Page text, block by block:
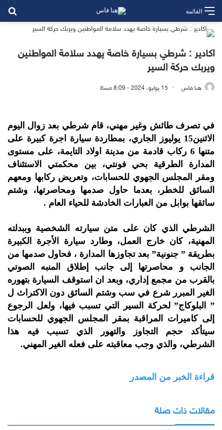
القائمة
اكادير : شرطي بسيارة خاصة يهدد سلامة المواطنين
ويربك حركة السير
هنا فاس 15 يوليو، 2024 - 8:09 مساءً
في تصرف طائش وغير مهني، قام شرطي بعد زوال اليوم
الاثنين15 يوليوز الجاري، بمطاردة سيارة اجرة كبيرة على
متنها 6 ركاب قادمة من مدينة اولاد التايمة، على مستوى
المدارة الطرقية بحي فونتي، بين محكمتي الاستئناف
ومقر المجلس الجهوي للحسابات، وتعريض ركابها ومعهم
السائق للخطر، بعدما حاول صدمها ومحاصرتها، وشتم
سائقها بوابل من العبارات الخادشة للحياء العام .
الشرطي الذي كان على متن سيارته الشخصية وببدلته
المهنية، كان خارج العمل، وطارد سيارة الأجرة الكبيرة
بطريقة ” جنونية” بعد تجاوزها المدارة ، فحاول صدمها من
الجانب و محاصرتها إلى جانب إطلاق المنبه الصوتي
بالقرب من مجمع إداري، وبعد ان استوقف السيارة بتهوره
الغير المبرر شرع في سب وشتم السائق دون الاكتراث ل
” البلوكاج” لحركة السير التي تسبب فيها، ولعل الرجوع
إلى كاميرات المراقبة بمقر المجلس الجهوي للحسابات
سيتأكد حجم التجاوز والتهور الذي تسبب فيه هذا
الشرطي، والذي وجب معاقبته على فعله الغير المهني.
قراءة الخبر من المصدر
مقالات ذات صلة